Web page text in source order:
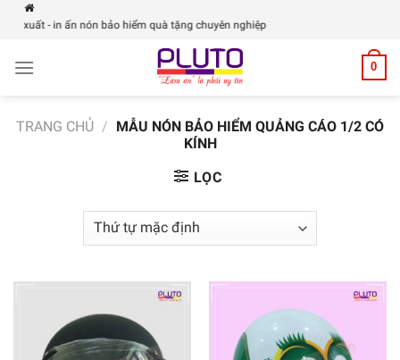
Skip
xuất - in ấn nón bảo hiểm quà tặng chuyên nghiệp
0
TRANG CHỦ / MẪU NÓN BẢO HIỂM QUẢNG CÁO 1/2 CÓ
KÍNH
LỌC